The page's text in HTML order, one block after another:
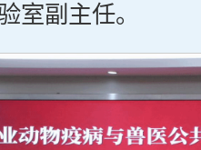
室副主任。